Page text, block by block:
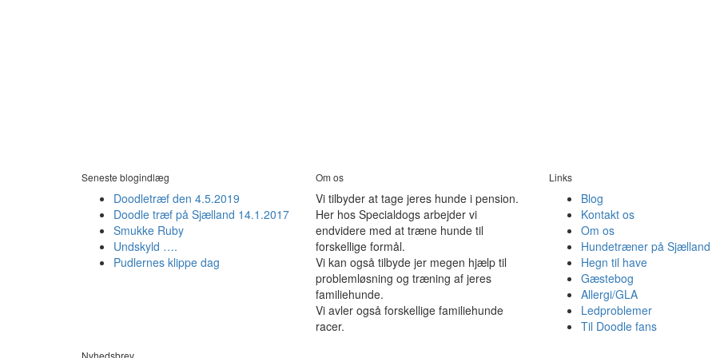
Seneste blogindlæg
Doodletræf den 4.5.2019
Doodle træf på Sjælland 14.1.2017
Smukke Ruby
Undskyld ….
Pudlernes klippe dag
Om os
Vi tilbyder at tage jeres hunde i pension.
Her hos Specialdogs arbejder vi
endvidere med at træne hunde til
forskellige formål.
Vi kan også tilbyde jer megen hjælp til
problemløsning og træning af jeres
familiehunde.
Vi avler også forskellige familiehunde
racer.
Nyhedsbrev
Links
Blog
Kontakt os
Om os
Hundetræner på Sjælland
Hegn til have
Gæstebog
Allergi/GLA
Ledproblemer
Til Doodle fans